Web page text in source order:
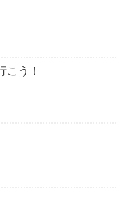
こう！